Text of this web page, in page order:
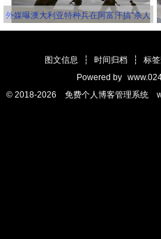
外媒曝澳大利亚特种兵在阿富汗搞“杀人
图文信息 ┆ 时间归档 ┆ 标
Powered by
© 2018-2026 免费个人博客管理系统